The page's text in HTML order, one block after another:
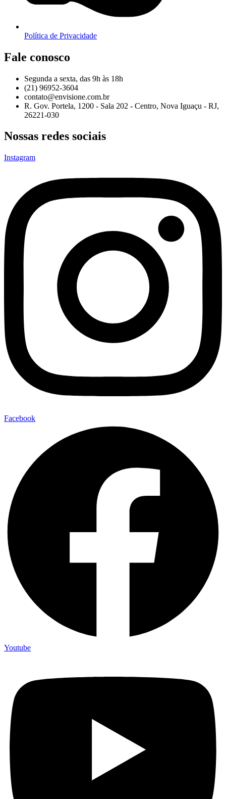
Política de Privacidade
Fale conosco
Segunda a sexta, das 9h às 18h
(21) 96952-3604
contato@envisione.com.br
R. Gov. Portela, 1200 - Sala 202 - Centro, Nova Iguaçu - RJ,
26221-030
Nossas redes sociais
Instagram
Facebook
Youtube